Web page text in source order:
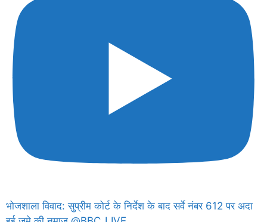
भोजशाला विवाद: सुप्रीम कोर्ट के निर्देश के बाद सर्वे नंबर 612 पर अदा